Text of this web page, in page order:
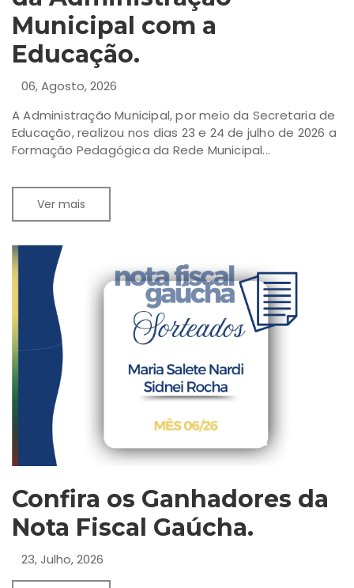
Municipal com a
Educação.
06, Agosto, 2026
A Administração Municipal, por meio da Secretaria de
Educação, realizou nos dias 23 e 24 de julho de 2026 a
Formação Pedagógica da Rede Municipal...
Ver mais
Confira os Ganhadores da
Nota Fiscal Gaúcha.
23, Julho, 2026